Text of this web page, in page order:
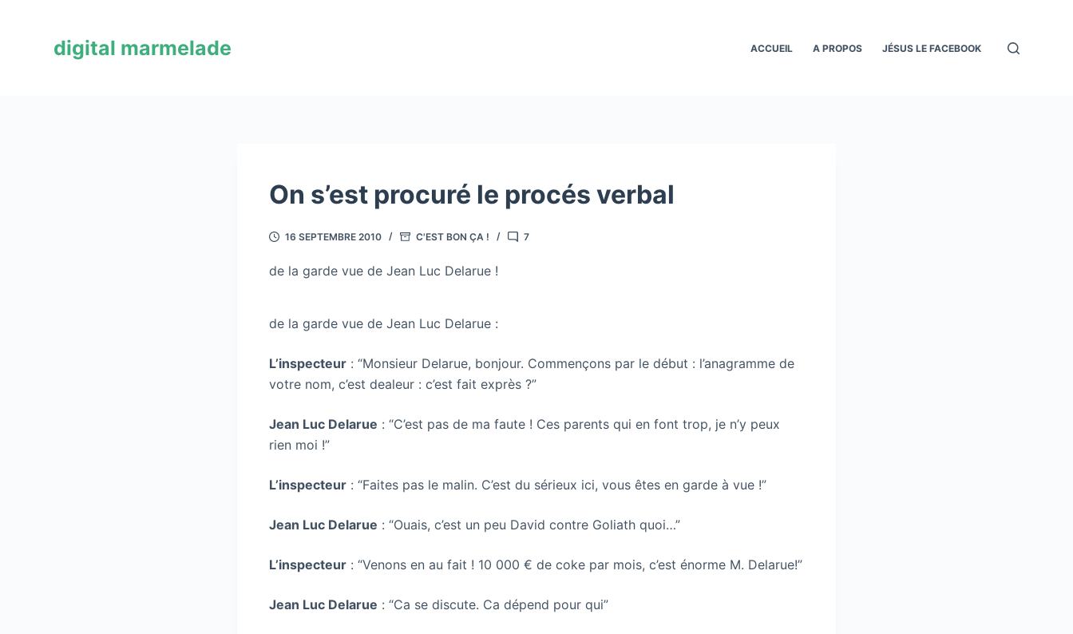
digital marmelade ACCUEIL A PROPOS JÉSUS LE FACEBOOK
On s’est procuré le procés verbal
16 SEPTEMBRE 2010 C'EST BON ÇA ! 7
de la garde vue de Jean Luc Delarue !
de la garde vue de Jean Luc Delarue :
L’inspecteur : “Monsieur Delarue, bonjour. Commençons par le début : l’anagramme de
votre nom, c’est dealeur : c’est fait exprès ?”
Jean Luc Delarue : “C’est pas de ma faute ! Ces parents qui en font trop, je n’y peux
rien moi !”
L’inspecteur : “Faites pas le malin. C’est du sérieux ici, vous êtes en garde à vue !”
Jean Luc Delarue : “Ouais, c’est un peu David contre Goliath quoi…”
L’inspecteur : “Venons en au fait ! 10 000 € de coke par mois, c’est énorme M. Delarue!”
Jean Luc Delarue : “Ca se discute. Ca dépend pour qui”